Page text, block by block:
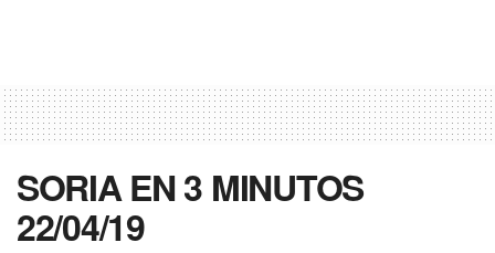
SORIA EN 3 MINUTOS
22/04/19